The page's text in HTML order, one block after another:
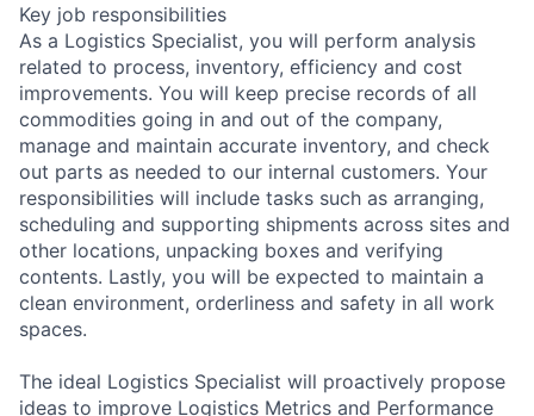
Key job responsibilities
As a Logistics Specialist, you will perform analysis
related to process, inventory, efficiency and cost
improvements. You will keep precise records of all
commodities going in and out of the company,
manage and maintain accurate inventory, and check
out parts as needed to our internal customers. Your
responsibilities will include tasks such as arranging,
scheduling and supporting shipments across sites and
other locations, unpacking boxes and verifying
contents. Lastly, you will be expected to maintain a
clean environment, orderliness and safety in all work
spaces.
The ideal Logistics Specialist will proactively propose
ideas to improve Logistics Metrics and Performance